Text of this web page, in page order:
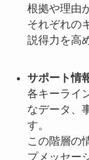
根拠や理由
それぞれの
説得力を高
サポート情
各キーライ
なデータ、
す。
この階層の
プメッセー